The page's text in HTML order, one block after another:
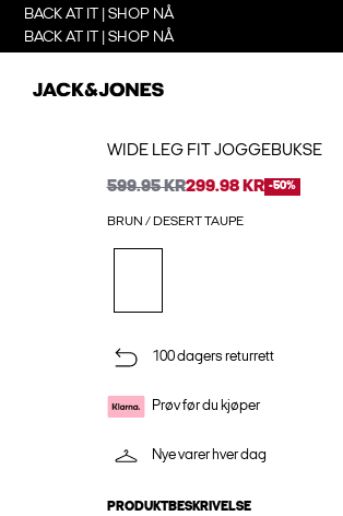
BACK AT IT | SHOP NÅ
BACK AT IT | SHOP NÅ
WIDE LEG FIT JOGGEBUKSE
599.95 KR299.98 KR -50%
BRUN / DESERT TAUPE
100 dagers returrett
Prøv før du kjøper
Nye varer hver dag
PRODUKTBESKRIVELSE